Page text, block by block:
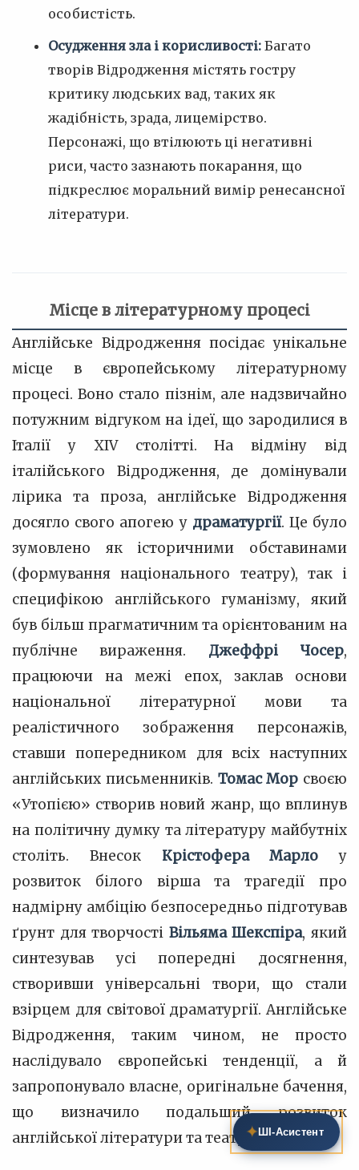
особистість.
Осудження зла і корисливості: Багато
творів Відродження містять гостру
критику людських вад, таких як
жадібність, зрада, лицемірство.
Персонажі, що втілюють ці негативні
риси, часто зазнають покарання, що
підкреслює моральний вимір ренесансної
літератури.
Місце в літературному процесі
Англійське Відродження посідає унікальне
місце в європейському літературному
процесі. Воно стало пізнім, але надзвичайно
потужним відгуком на ідеї, що зародилися в
Італії у XIV столітті. На відміну від
італійського Відродження, де домінували
лірика та проза, англійське Відродження
досягло свого апогею у драматургії. Це було
зумовлено як історичними обставинами
(формування національного театру), так і
специфікою англійського гуманізму, який
був більш прагматичним та орієнтованим на
публічне вираження. Джеффрі Чосер,
працюючи на межі епох, заклав основи
національної літературної мови та
реалістичного зображення персонажів,
ставши попередником для всіх наступних
англійських письменників. Томас Мор своєю
«Утопією» створив новий жанр, що вплинув
на політичну думку та літературу майбутніх
століть. Внесок Крістофера Марло у
розвиток білого вірша та трагедії про
надмірну амбіцію безпосередньо підготував
ґрунт для творчості Вільяма Шекспіра, який
синтезував усі попередні досягнення,
створивши універсальні твори, що стали
взірцем для світової драматургії. Англійське
Відродження, таким чином, не просто
наслідувало європейські тенденції, а й
запропонувало власне, оригінальне бачення,
що визначило подальший розвиток
англійської літератури та театру.
✦ ШІ‑Асистент